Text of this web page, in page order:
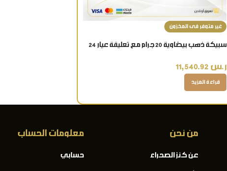
غير متوفر فى المخزون
سبيكة ذهب بيضاوية 20 جرام مع تعليقة عيار 24
ر.س
قراءة المزيد
من نحن
عن كنز الصحراء
معلومات الحساب
حسابي